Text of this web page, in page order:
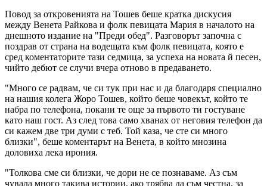
Повод за откровенията на Тошев беше кратка дискусия
между Венета Райкова и фолк певицата Мария в началото на
днешното издание на "Преди обед". Разговорът започна с
поздрав от страна на водещата към фолк певицата, която е
сред коментаторите тази седмица, за успеха на новата й песен,
чийто дебют се случи вчера отново в предаването.
"Много се радвам, че си тук при нас и да благодаря специално
на нашия колега Жоро Тошев, който беше човекът, който те
набра по телефона, покани те още за първото ти гостуване
като наш гост. Аз след това само хванах от неговия телефон да
си кажем две три думи с теб. Той каза, че сте си много
близки", беше коментарът на Венета, в който мнозина
доловиха лека ирония.
"Толкова сме си близки, че дори не се познаваме. Аз съм
чувала много такива истории, ако трябва да съм честна, за